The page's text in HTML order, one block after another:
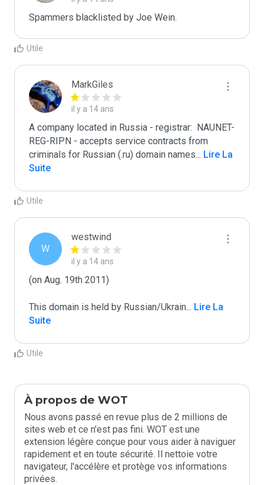
Spammers blacklisted by Joe Wein.
Utile
MarkGiles
il y a 14 ans
A company located in Russia - registrar:  NAUNET-
REG-RIPN - accepts service contracts from
criminals for Russian (.ru) domain names... Lire La
Suite
Utile
W
westwind
il y a 14 ans
(on Aug. 19th 2011)
This domain is held by Russian/Ukrain... Lire La
Suite
Utile
À propos de WOT
Nous avons passé en revue plus de 2 millions de
sites web et ce n'est pas fini. WOT est une
extension légère conçue pour vous aider à naviguer
rapidement et en toute sécurité. Il nettoie votre
navigateur, l'accélère et protège vos informations
privées.